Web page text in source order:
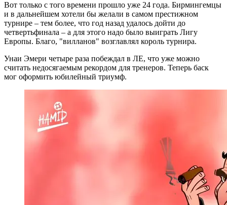
Вот только с того времени прошло уже 24 года. Бирмингемцы
и в дальнейшем хотели бы желали в самом престижном
турнире – тем более, что год назад удалось дойти до
четвертьфинала – а для этого надо было выиграть Лигу
Европы. Благо, "вилланов" возглавлял король турнира.
Унаи Эмери четыре раза побеждал в ЛЕ, что уже можно
считать недосягаемым рекордом для тренеров. Теперь баск
мог оформить юбилейный триумф.